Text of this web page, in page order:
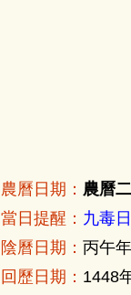
農曆日期： 農曆
當日提醒： 九毒日
陰曆日期： 丙午
回歷日期： 1448